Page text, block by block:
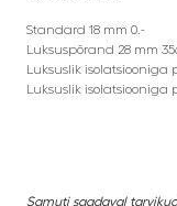
Standard 18 mm 0.-
Luksuspõrand 28 mm
Luksuslik isolatsiooniga
Luksuslik isolatsiooniga
Samuti saadaval